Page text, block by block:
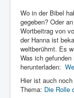
Wo in der Bibel
gegeben? Oder
Wortbeitrag von
der Hanna ist
weltberühmt. Es
Was ich
herunterladen:
Hier ist auch
Thema: Die Rolle